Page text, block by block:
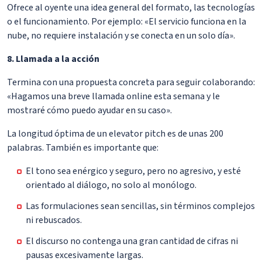
Ofrece al oyente una idea general del formato, las tecnologías
o el funcionamiento. Por ejemplo: «El servicio funciona en la
nube, no requiere instalación y se conecta en un solo día».
8. Llamada a la acción
Termina con una propuesta concreta para seguir colaborando:
«Hagamos una breve llamada online esta semana y le
mostraré cómo puedo ayudar en su caso».
La longitud óptima de un elevator pitch es de unas 200
palabras. También es importante que:
El tono sea enérgico y seguro, pero no agresivo, y esté
orientado al diálogo, no solo al monólogo.
Las formulaciones sean sencillas, sin términos complejos
ni rebuscados.
El discurso no contenga una gran cantidad de cifras ni
pausas excesivamente largas.